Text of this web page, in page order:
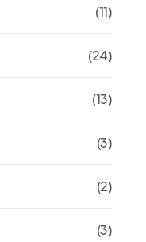
(11)
(24)
(13)
(3)
(2)
(3)